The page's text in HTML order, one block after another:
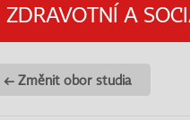
ZDRAVOTNÍ A
← Změnit obor studia